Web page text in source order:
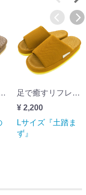
リフレブラウンLサイズ『足指のつけ根』
足で癒すリフレクソロジー refreリフレイエローLサイズ『土踏まず』
¥ 2,200
Lサイズ『土踏ま
ず』